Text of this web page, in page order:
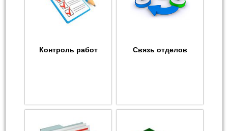
Контроль работ Связь отделов